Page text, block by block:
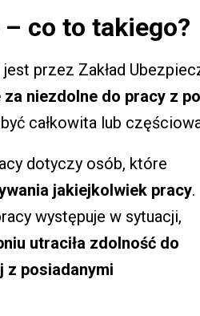
co to takiego?
przez Zakład
za niezdolne do pracy z
całkowita lub
dotyczy osób, które
jakiejkolwiek pracy.
występuje w sytuacji,
utraciła zdolność do
z posiadanymi